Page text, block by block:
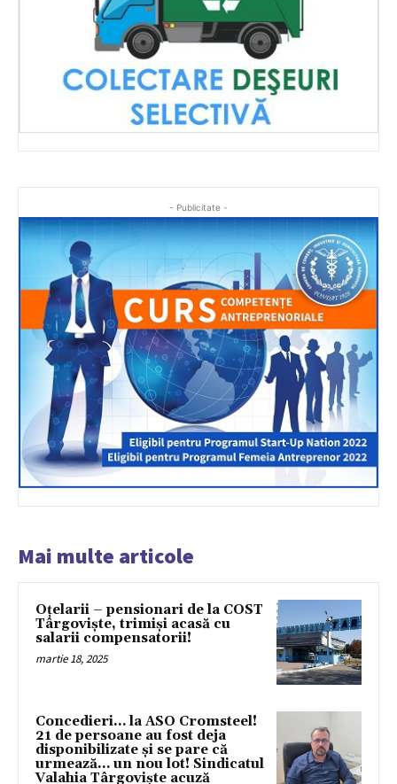
- Publicitate -
Mai multe articole
Oțelarii – pensionari de la COST
Târgoviște, trimiși acasă cu
salarii compensatorii!
martie 18, 2025
Concedieri… la ASO Cromsteel!
21 de persoane au fost deja
disponibilizate și se pare că
urmează… un nou lot! Sindicatul
Valahia Târgoviște acuză